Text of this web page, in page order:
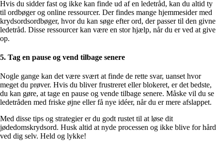
Hvis du sidder fast og ikke kan finde ud af en ledetråd, kan du altid ty
til ordbøger og online ressourcer. Der findes mange hjemmesider med
krydsordsordbøger, hvor du kan søge efter ord, der passer til den givne
ledetråd. Disse ressourcer kan være en stor hjælp, når du er ved at give
op.
5. Tag en pause og vend tilbage senere
Nogle gange kan det være svært at finde de rette svar, uanset hvor
meget du prøver. Hvis du bliver frustreret eller blokeret, er det bedste,
du kan gøre, at tage en pause og vende tilbage senere. Måske vil du se
ledetråden med friske øjne eller få nye idéer, når du er mere afslappet.
Med disse tips og strategier er du godt rustet til at løse dit
jødedomskrydsord. Husk altid at nyde processen og ikke blive for hård
ved dig selv. Held og lykke!